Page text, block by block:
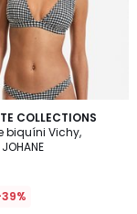
COLLECTIONS
biquíni Vichy,